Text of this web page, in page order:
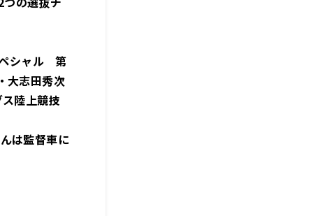
ペシャル 第
大志田秀次
陸上競技
は監督車に